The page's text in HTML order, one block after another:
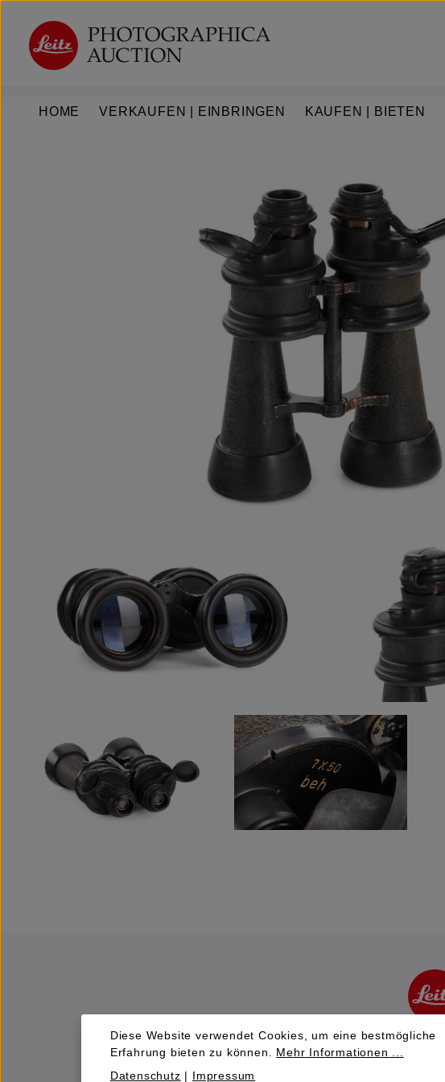
Hauptinhalt springen
Zur Hauptnavigation springen
HOME VERKAUFEN | EINBRINGEN KAUFEN | BIETEN
Kaufen | Bieten
Diese Website verwendet Cookies, um eine bestmögliche
Erfahrung bieten zu können. Mehr Informationen ...
Datenschutz | Impressum